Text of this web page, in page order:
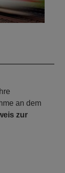
an dem
zur